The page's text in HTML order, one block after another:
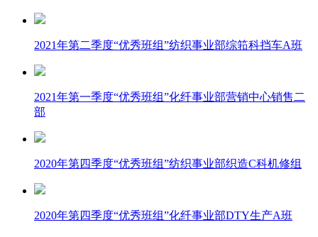
2021年第二季度“优秀班组”纺织事业部综筘科挡车A班
2021年第一季度“优秀班组”化纤事业部营销中心销售二
部
2020年第四季度“优秀班组”纺织事业部织造C科机修组
2020年第四季度“优秀班组”化纤事业部DTY生产A班